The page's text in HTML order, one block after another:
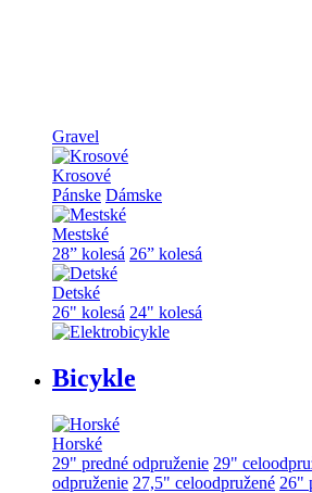
Gravel
Krosové
Pánske Dámske
Mestské
28” kolesá 26” kolesá
Detské
26" kolesá 24" kolesá
Bicykle
Horské
29" predné odpruženie 29"
odpruženie 27,5" celoodpružené 26"